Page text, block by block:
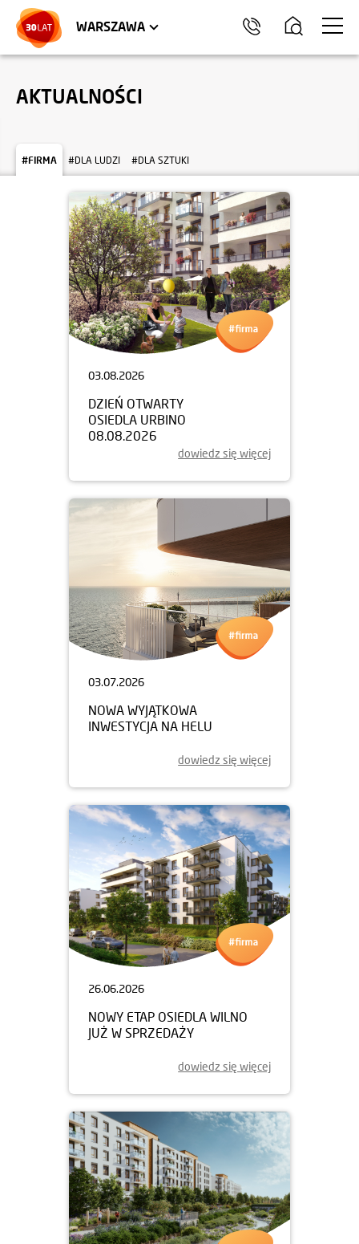
WARSZAWA
HEL
AKTUALNOŚCI
#FIRMA #DLA LUDZI #DLA SZTUKI
03.08.2026
DZIEŃ OTWARTY
OSIEDLA URBINO
08.08.2026
dowiedz się więcej
03.07.2026
NOWA WYJĄTKOWA
INWESTYCJA NA HELU
dowiedz się więcej
26.06.2026
NOWY ETAP OSIEDLA WILNO
JUŻ W SPRZEDAŻY
dowiedz się więcej